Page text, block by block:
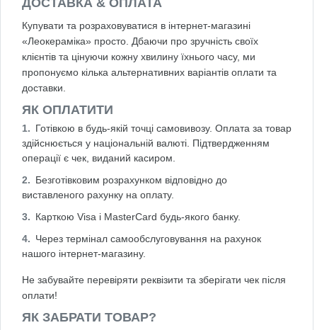
Купувати та розраховуватися в інтернет-магазині
«Леокераміка» просто. Дбаючи про зручність своїх
клієнтів та цінуючи кожну хвилину їхнього часу, ми
пропонуємо кілька альтернативних варіантів оплати та
доставки.
ЯК ОПЛАТИТИ
Готівкою в будь-якій точці самовивозу. Оплата за товар
здійснюється у національній валюті. Підтвердженням
операції є чек, виданий касиром.
Безготівковим розрахунком відповідно до
виставленого рахунку на оплату.
Карткою Visa і MasterCard будь-якого банку.
Через термінал самообслуговування на рахунок
нашого інтернет-магазину.
Не забувайте перевіряти реквізити та зберігати чек після
оплати!
ЯК ЗАБРАТИ ТОВАР?